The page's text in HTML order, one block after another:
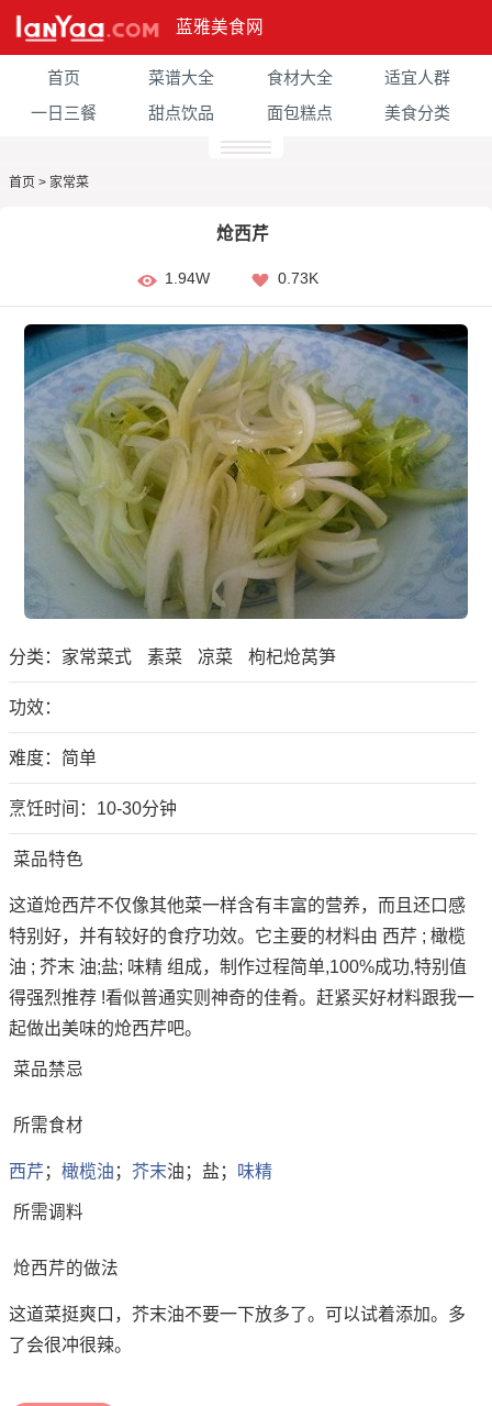
蓝雅美食网
首页 菜谱大全 食材大全
适宜人群
一日三餐
甜点饮品 面包糕点 美食分类
首页 > 家常菜
炝西芹
1.94W 0.73K
分类： 家常菜式 素菜 凉菜 枸杞炝莴笋
功效：
难度：简单
烹饪时间：10-30分钟
菜品特色
这道炝西芹不仅像其他菜一样含有丰富的营养，而且还口感
特别好，并有较好的食疗功效。它主要的材料由 西芹 ; 橄榄
油 ; 芥末 油;盐; 味精 组成，制作过程简单,100%成功,特别值
得强烈推荐 !看似普通实则神奇的佳肴。赶紧买好材料跟我一
起做出美味的炝西芹吧。
菜品禁忌
所需食材
西芹 ； 橄榄油 ； 芥末油；盐； 味精
所需调料
炝西芹的做法
这道菜挺爽口，芥末油不要一下放多了。可以试着添加。多
了会很冲很辣。